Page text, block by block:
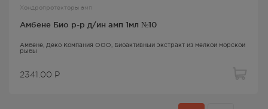
Хондропротекторы амп
Амбене Био р-р д/ин амп 1мл №10
Амбене, Деко Компания ООО, Биоактивный экстракт из мелкой морской
рыбы
2341.00 Р